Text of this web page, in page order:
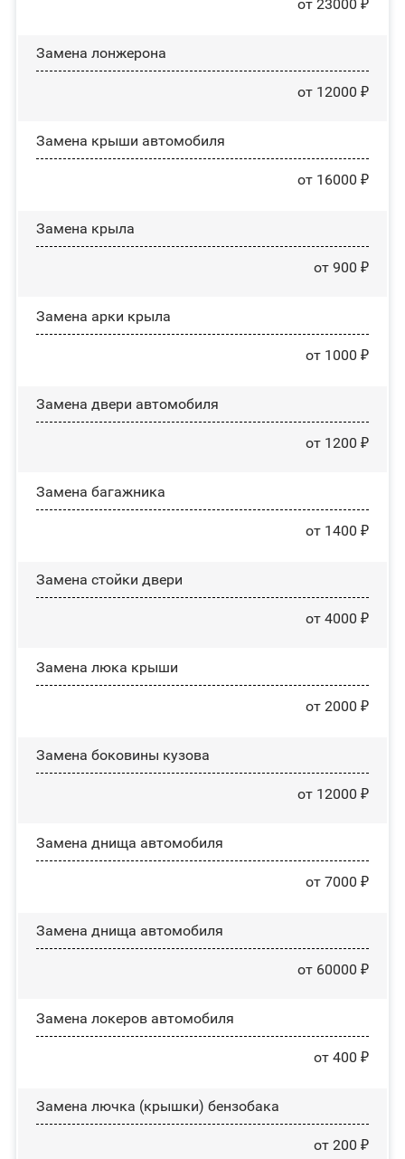
от 23000 ₽
Замена лонжерона
от 12000 ₽
Замена крыши автомобиля
от 16000 ₽
Замена крыла
от 900 ₽
Замена арки крыла
от 1000 ₽
Замена двери автомобиля
от 1200 ₽
Замена багажника
от 1400 ₽
Зaмeнa cтoйĸи двepи
от 4000 ₽
Зaмeнa люĸa ĸpыши
от 2000 ₽
Замена боковины кузова
от 12000 ₽
Замена днища автомобиля
от 7000 ₽
Замена днища автомобиля
от 60000 ₽
Замена лoĸepoв автомобиля
от 400 ₽
Замена лючка (крышки) бензобака
от 200 ₽